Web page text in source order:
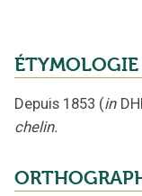
ÉTYMOLOGIE
Depuis 1853 (in
chelin.